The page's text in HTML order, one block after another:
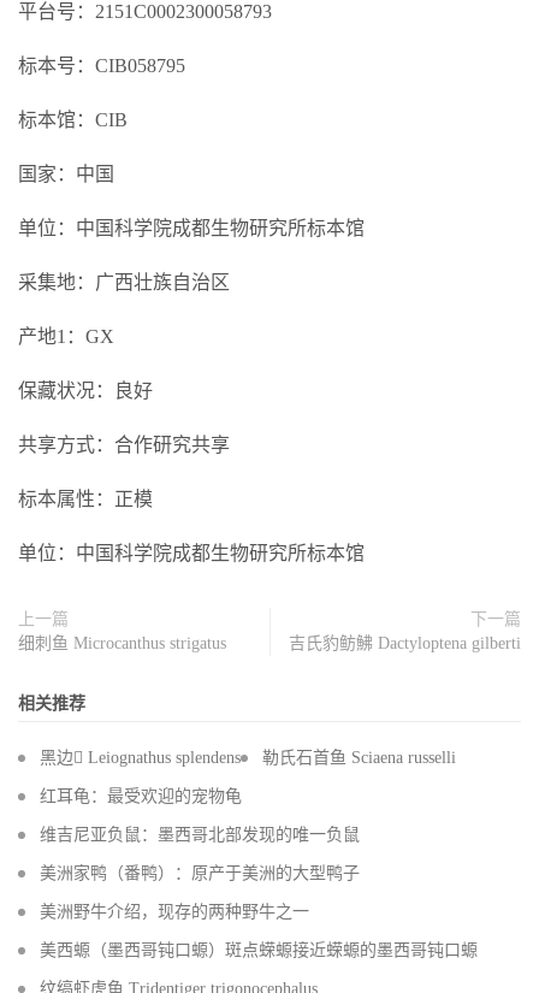
平台号：2151C0002300058793
标本号：CIB058795
标本馆：CIB
国家：中国
单位：中国科学院成都生物研究所标本馆
采集地：广西壮族自治区
产地1：GX
保藏状况：良好
共享方式：合作研究共享
标本属性：正模
单位：中国科学院成都生物研究所标本馆
上一篇
细刺鱼 Microcanthus strigatus
下一篇
吉氏豹鲂鮄 Dactyloptena gilberti
相关推荐
黑边 Leiognathus splendens 勒氏石首鱼 Sciaena russelli
红耳龟：最受欢迎的宠物龟
维吉尼亚负鼠：墨西哥北部发现的唯一负鼠
美洲家鸭（番鸭）：原产于美洲的大型鸭子
美洲野牛介绍，现存的两种野牛之一
美西螈（墨西哥钝口螈）斑点蝾螈接近蝾螈的墨西哥钝口螈
纹缟虾虎鱼 Tridentiger trigonocephalus